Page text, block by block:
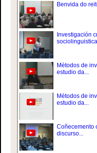
Benvida do
Investigación
Métodos de
estudio da...
Métodos de
estudio da...
Coñecemento
discurso...